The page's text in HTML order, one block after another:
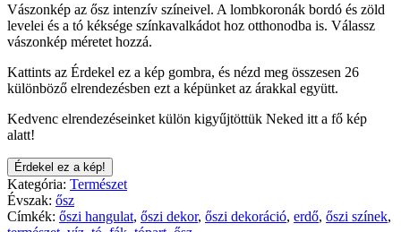
Vászonkép az ősz intenzív színeivel. A lombkoronák bordó és zöld
levelei és a tó kéksége színkavalkádot hoz otthonodba is. Válassz
vászonkép méretet hozzá.
Kattints az Érdekel ez a kép gombra, és nézd meg összesen 26
különböző elrendezésben ezt a képünket az árakkal együtt.
Kedvenc elrendezéseinket külön kigyűjtöttük Neked itt a fő kép
alatt!
Érdekel ez a kép!
Kategória: Természet
Évszak: ősz
Címkék: őszi hangulat, őszi dekor, őszi dekoráció, erdő, őszi színek,